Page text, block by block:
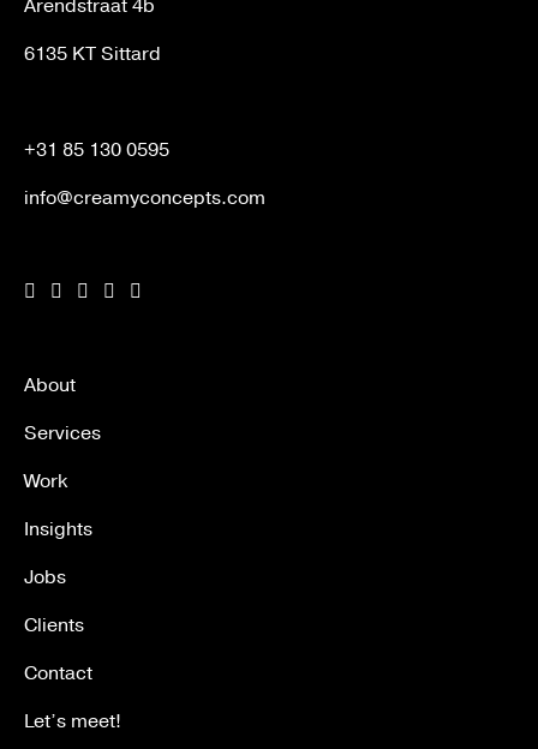
Arendstraat 4b
6135 KT Sittard
+31 85 130 0595
info@creamyconcepts.com
About
Services
Work
Insights
Jobs
Clients
Contact
Let’s meet!